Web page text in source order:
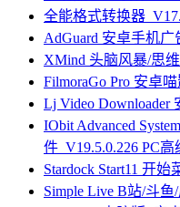
全能格式转换器
AdGuard 安卓手机广
XMind 头脑风暴/思
FilmoraGo Pro 安卓
Lj Video Downloader
IObit Advanced
件_V19.5.0.226 PC高
Stardock Start11 开
Simple Live B站/斗